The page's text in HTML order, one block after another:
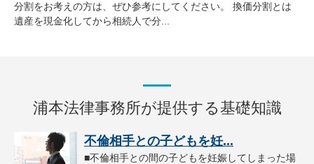
分割をお考えの方は、ぜひ参考にしてください。 換価分割とは
遺産を現金化してから相続人で分...
浦本法律事務所が提供する基礎知識
不倫相手との子どもを妊...
■不倫相手との間の子どもを妊娠してしまった場